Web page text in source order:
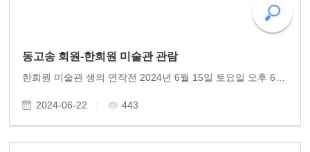
동고송 회원-한희원 미술관 관람
2024-06-22 443